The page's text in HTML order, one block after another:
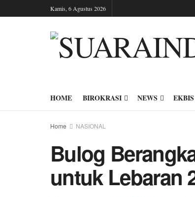
Kamis, 6 Agustus 2026
HOME BIROKRASI NEWS EKBIS
Home NASIONAL
Bulog
untuk Lebaran